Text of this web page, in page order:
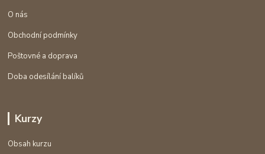
O nás
Obchodní podmínky
Poštovné a doprava
Doba odesílání balíků
Kurzy
Obsah kurzu